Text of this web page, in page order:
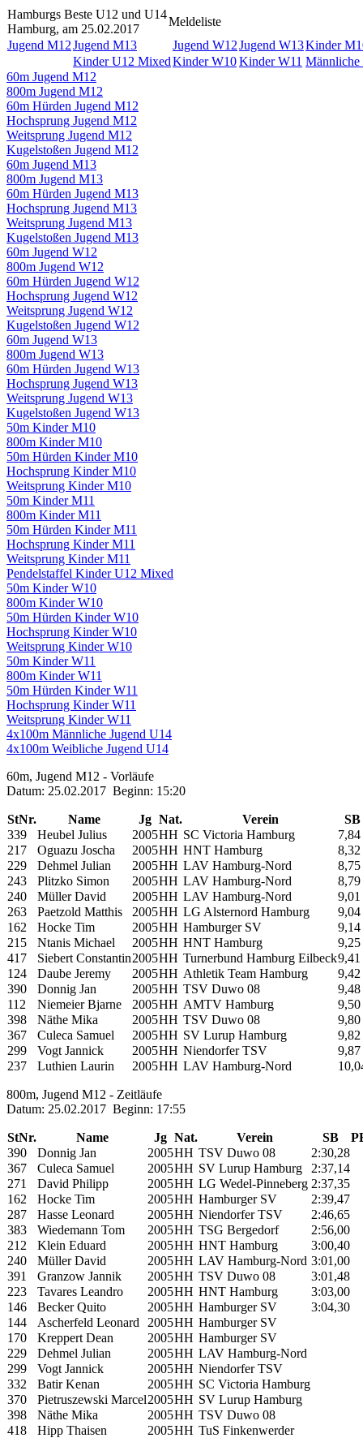
Hamburgs Beste U12 und U14
Hamburg, am 25.02.2017
Meldeliste
Jugend M12Jugend M13 Jugend W12Jugend W13Kinder
Kinder U12 MixedKinder W10Kinder W11 Männliche
60m Jugend M12
800m Jugend M12
60m Hürden Jugend M12
Hochsprung Jugend M12
Weitsprung Jugend M12
Kugelstoßen Jugend M12
60m Jugend M13
800m Jugend M13
60m Hürden Jugend M13
Hochsprung Jugend M13
Weitsprung Jugend M13
Kugelstoßen Jugend M13
60m Jugend W12
800m Jugend W12
60m Hürden Jugend W12
Hochsprung Jugend W12
Weitsprung Jugend W12
Kugelstoßen Jugend W12
60m Jugend W13
800m Jugend W13
60m Hürden Jugend W13
Hochsprung Jugend W13
Weitsprung Jugend W13
Kugelstoßen Jugend W13
50m Kinder M10
800m Kinder M10
50m Hürden Kinder M10
Hochsprung Kinder M10
Weitsprung Kinder M10
50m Kinder M11
800m Kinder M11
50m Hürden Kinder M11
Hochsprung Kinder M11
Weitsprung Kinder M11
Pendelstaffel Kinder U12 Mixed
50m Kinder W10
800m Kinder W10
50m Hürden Kinder W10
Hochsprung Kinder W10
Weitsprung Kinder W10
50m Kinder W11
800m Kinder W11
50m Hürden Kinder W11
Hochsprung Kinder W11
Weitsprung Kinder W11
4x100m Männliche Jugend U14
4x100m Weibliche Jugend U14
60m, Jugend M12 - Vorläufe
Datum: 25.02.2017 Beginn: 15:20
StNr. Name Jg Nat. Verein
SB
339
Heubel Julius 2005HH SC Victoria Hamburg
7,84
217
Oguazu Joscha 2005HH HNT Hamburg
8,32
229
Dehmel Julian 2005HH LAV Hamburg-Nord
8,75
243
Plitzko Simon 2005HH LAV Hamburg-Nord
8,79
240
Müller David 2005HH LAV Hamburg-Nord
9,01
263
Paetzold Matthis 2005HH LG Alsternord Hamburg
9,04
162
Hocke Tim 2005HH Hamburger SV
9,14
215
Ntanis Michael 2005HH HNT Hamburg
9,25
417
Siebert Constantin2005HH Turnerbund Hamburg Eilbeck9,41
124
Daube Jeremy 2005HH Athletik Team Hamburg
9,42
390
Donnig Jan 2005HH TSV Duwo 08
9,48
112
Niemeier Bjarne 2005HH AMTV Hamburg
9,50
398
Näthe Mika 2005HH TSV Duwo 08
9,80
367
Culeca Samuel 2005HH SV Lurup Hamburg
9,82
299
Vogt Jannick 2005HH Niendorfer TSV
9,87
237
Luthien Laurin 2005HH LAV Hamburg-Nord
800m, Jugend M12 - Zeitläufe
Datum: 25.02.2017 Beginn: 17:55
StNr. Name Jg Nat. Verein SB
390
Donnig Jan 2005HH TSV Duwo 08
2:30,28
367
Culeca Samuel 2005HH SV Lurup Hamburg
2:37,14
271
David Philipp 2005HH LG Wedel-Pinneberg 2:37,35
162
Hocke Tim 2005HH Hamburger SV
2:39,47
287
Hasse Leonard 2005HH Niendorfer TSV
2:46,65
383
Wiedemann Tom 2005HH TSG Bergedorf
2:56,00
212
Klein Eduard 2005HH HNT Hamburg
3:00,40
240
Müller David 2005HH LAV Hamburg-Nord 3:01,00
391
Granzow Jannik 2005HH TSV Duwo 08
3:01,48
223
Tavares Leandro 2005HH HNT Hamburg
3:03,00
146
Becker Quito 2005HH Hamburger SV
3:04,30
144
Ascherfeld Leonard 2005HH Hamburger SV
170
Kreppert Dean 2005HH Hamburger SV
229
Dehmel Julian 2005HH LAV Hamburg-Nord
299
Vogt Jannick 2005HH Niendorfer TSV
332
Batir Kenan 2005HH SC Victoria Hamburg
370
Pietruszewski Marcel2005HH SV Lurup Hamburg
398
Näthe Mika 2005HH TSV Duwo 08
418
Hipp Thaisen 2005HH TuS Finkenwerder